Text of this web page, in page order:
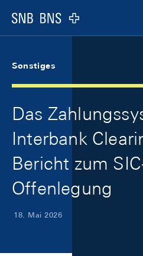
Logo
Sonstiges
Das
Interbank
Bericht zum
Offenlegung
18. Mai 2026